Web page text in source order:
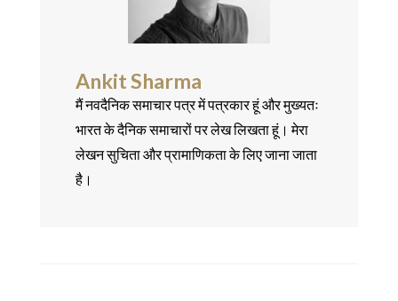
Ankit Sharma
मैं नवदैनिक समाचार पत्र में पत्रकार हूं और मुख्यतः
भारत के दैनिक समाचारों पर लेख लिखता हूं। मेरा
लेखन सुचिता और प्रामाणिकता के लिए जाना जाता
है।